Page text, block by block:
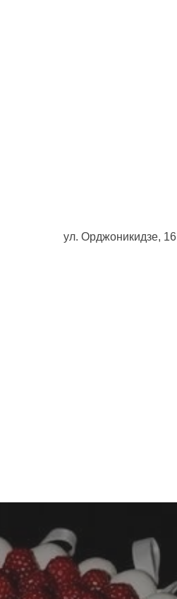
ул. Орджоникидзе, 16